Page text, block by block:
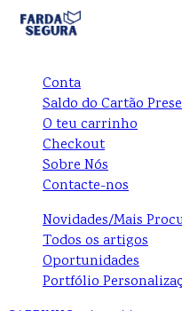
Conta
Saldo do Cartão
O teu carrinho
Checkout
Sobre Nós
Contacte-nos
Novidades/Mais
Todos os artigos
Oportunidades
Portfólio